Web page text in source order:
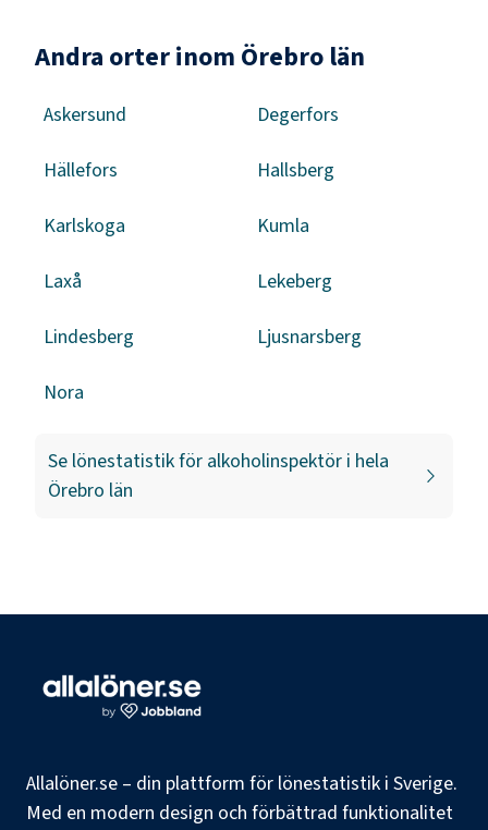
Andra orter inom Örebro län
Askersund Degerfors
Hällefors Hallsberg
Karlskoga Kumla
Laxå Lekeberg
Lindesberg Ljusnarsberg
Nora
Se lönestatistik för alkoholinspektör i hela
Örebro län
Allalöner.se – din plattform för lönestatistik i Sverige.
Med en modern design och förbättrad funktionalitet